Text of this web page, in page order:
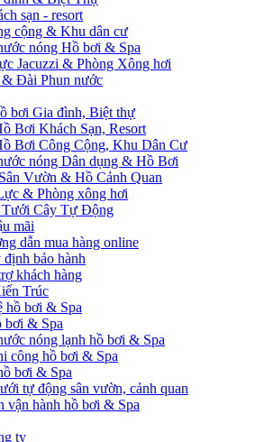
sạn - resort
cộng & Khu dân cư
nóng Hồ bơi & Spa
Jacuzzi & Phòng Xông hơi
Đài Phun nước
bơi Gia đình, Biệt thự
Bơi Khách Sạn, Resort
Bơi Công Cộng, Khu Dân Cư
nóng Dân dụng & Hồ Bơi
Vườn & Hồ Cảnh Quan
& Phòng xông hơi
Tưới Cây Tự Động
mãi
dẫn mua hàng online
định bảo hành
khách hàng
Trúc
hồ bơi & Spa
bơi & Spa
nóng lạnh hồ bơi & Spa
công hồ bơi & Spa
bơi & Spa
tự động sân vườn, cảnh quan
vận hành hồ bơi & Spa
ty